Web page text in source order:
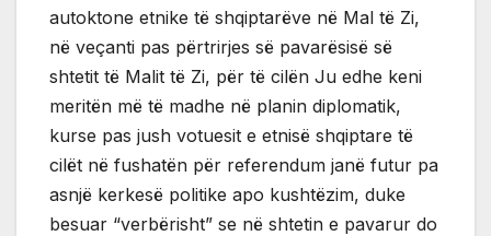
autoktone etnike të shqiptarëve në Mal të Zi,
në veçanti pas përtrirjes së pavarësisë së
shtetit të Malit të Zi, për të cilën Ju edhe keni
meritën më të madhe në planin diplomatik,
kurse pas jush votuesit e etnisë shqiptare të
cilët në fushatën për referendum janë futur pa
asnjë kerkesë politike apo kushtëzim, duke
besuar “verbërisht” se në shtetin e pavarur do